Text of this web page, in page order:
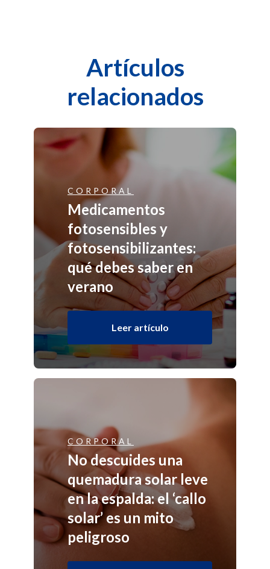
Artículos
relacionados
CORPORAL
Medicamentos
fotosensibles y
fotosensibilizantes:
qué debes saber en
verano
Leer artículo
CORPORAL
No descuides una
quemadura solar leve
en la espalda: el ‘callo
solar’ es un mito
peligroso